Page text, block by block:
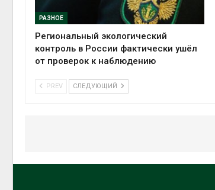
РАЗНОЕ
Региональный экологический
контроль в России фактически ушёл
от проверок к наблюдению
PREV СЛЕДУЮЩИЙ